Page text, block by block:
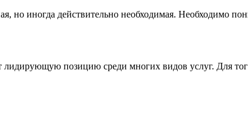
но иногда действительно необходимая. Необходимо
лидирующую позицию среди многих видов услуг. Для